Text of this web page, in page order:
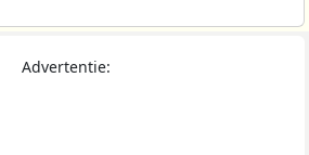
Advertentie: